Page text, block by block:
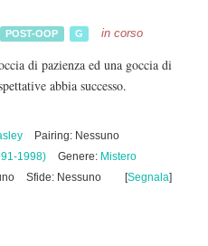
POST-OOP G in corso
di pazienza ed una goccia di
abbia successo.
Pairing: Nessuno
1998) Genere: Mistero
Sfide: Nessuno [Segnala]